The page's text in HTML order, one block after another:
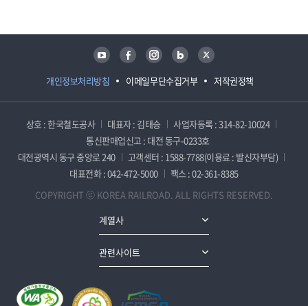
개인정보처리방침 이메일무단수집거부 저작권정책
유튜브 페이스북 인스타그램 블로그 트위터
상호 : 한국철도공사 대표자 : 김태승
사업자등록 : 314-82-10024
통신판매업신고 : 대전 동구-0233호
대전광역시 동구 중앙로 240
고객센터 : 1588-7788(이용료 : 발신자부담)
대표전화 : 042-472-5000
팩스 : 02-361-8385
COPYRIGHT ⓒ KOREA RAILROAD. ALL RIGHTS RESERVED.
계열사
관련사이트